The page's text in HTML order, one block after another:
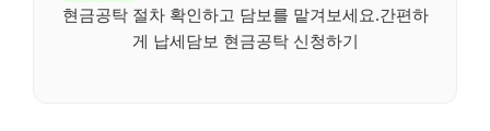
현금공탁 절차 확인하고 담보를 맡겨보세요.간편하
게 납세담보 현금공탁 신청하기